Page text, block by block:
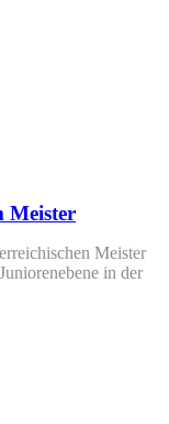
Meister
Meister
in der